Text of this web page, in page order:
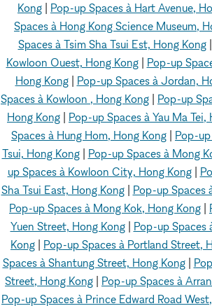
Kong
Pop-up Spaces à Hart Avenue,
Spaces à Hong Kong Science Museum,
Spaces à Tsim Sha Tsui Est, Hong Kong|
Kowloon Ouest, Hong Kong| Pop-up
Hong Kong| Pop-up Spaces à Jordan,
Spaces à Kowloon , Hong Kong
Pop-up
Hong Kong
Pop-up Spaces à Yau Ma Tei,
Spaces à Hung Hom, Hong Kong
Pop-
Tsui, Hong Kong| Pop-up Spaces à Mong
up Spaces à Kowloon City, Hong Kong|
Sha Tsui East, Hong Kong| Pop-up Spaces
Pop-up Spaces à Mong Kok, Hong Kong
Yuen Street, Hong Kong| Pop-up Spaces
Kong
Pop-up Spaces à Portland Street,
Spaces à Shantung Street, Hong Kong|
Street, Hong Kong
Pop-up Spaces à
Pop-up Spaces à Prince Edward Road